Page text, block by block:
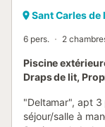
Sant Carles de
6 pers. 2
Piscine
Draps de lit,
"Deltamar", apt
séjour/salle à